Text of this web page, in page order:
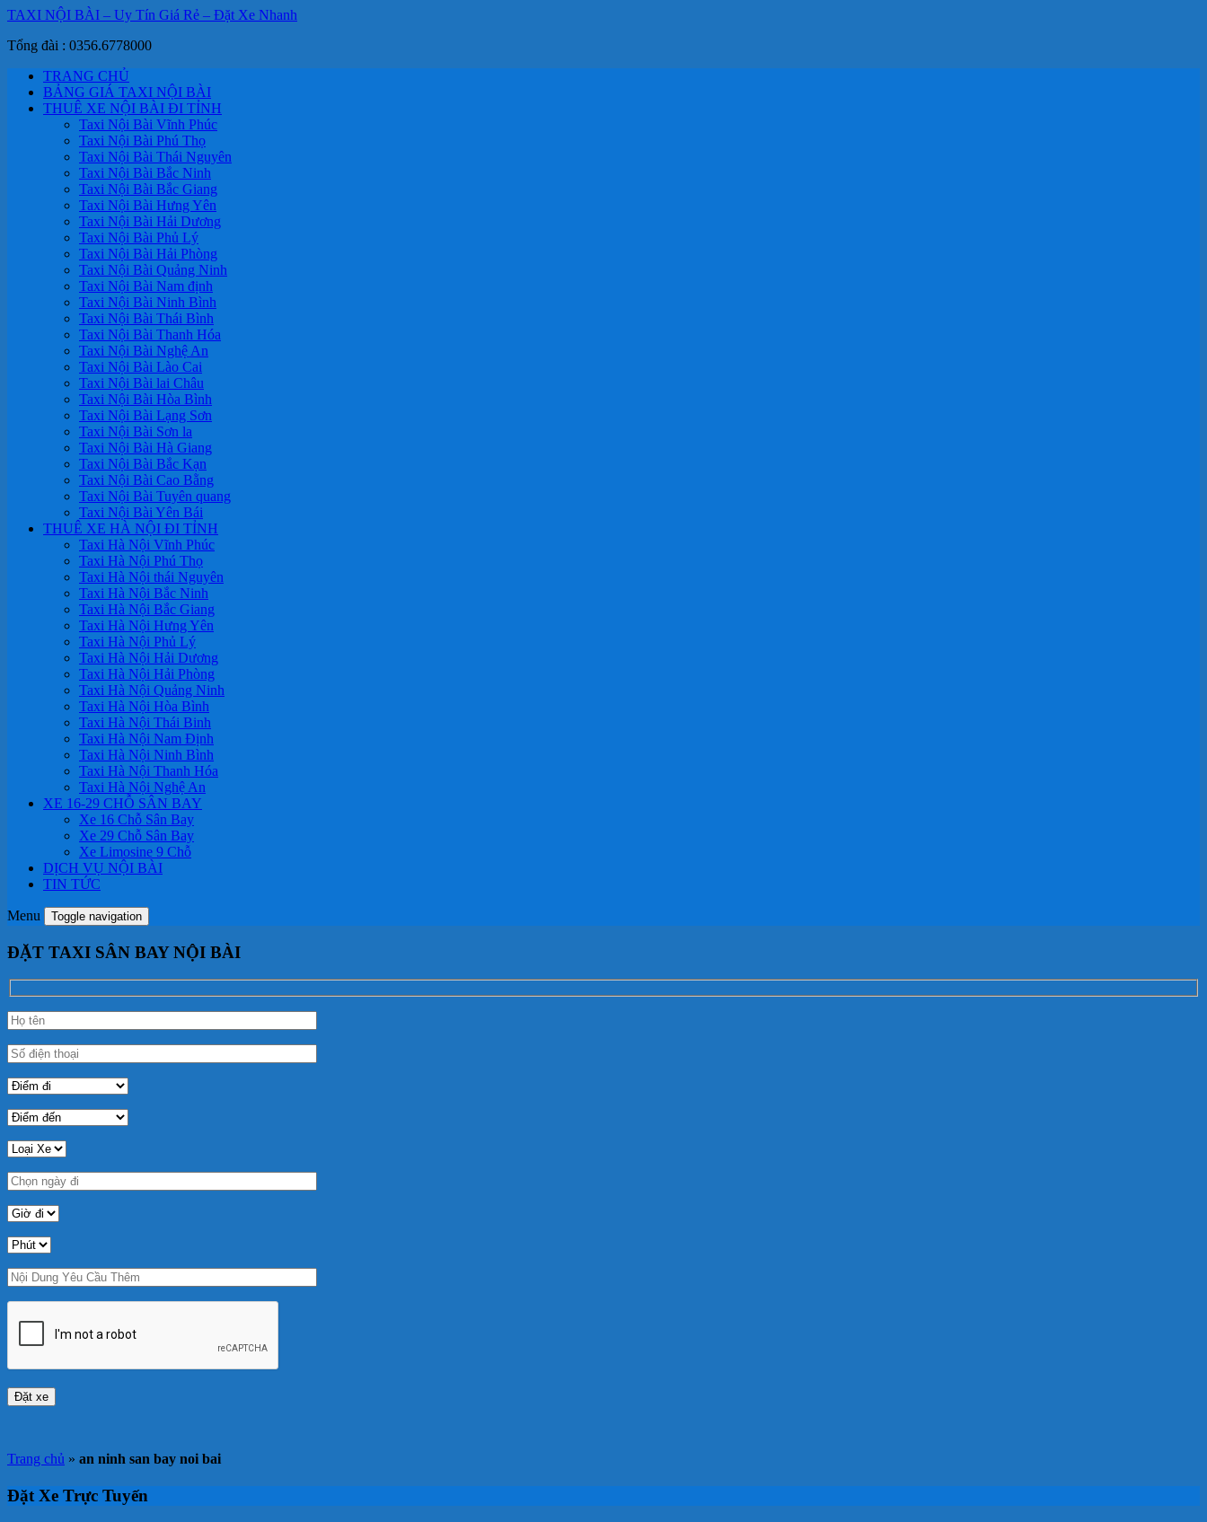
TAXI NỘI BÀI – Uy Tín Giá Rẻ – Đặt Xe Nhanh
Tổng đài : 0356.6778000
TRANG CHỦ
BẢNG GIÁ TAXI NỘI BÀI
THUÊ XE NỘI BÀI ĐI TỈNH
Taxi Nội Bài Vĩnh Phúc
Taxi Nội Bài Phú Thọ
Taxi Nội Bài Thái Nguyên
Taxi Nội Bài Bắc Ninh
Taxi Nội Bài Bắc Giang
Taxi Nội Bài Hưng Yên
Taxi Nội Bài Hải Dương
Taxi Nội Bài Phủ Lý
Taxi Nội Bài Hải Phòng
Taxi Nội Bài Quảng Ninh
Taxi Nội Bài Nam định
Taxi Nội Bài Ninh Bình
Taxi Nội Bài Thái Bình
Taxi Nội Bài Thanh Hóa
Taxi Nội Bài Nghệ An
Taxi Nội Bài Lào Cai
Taxi Nội Bài lai Châu
Taxi Nội Bài Hòa Bình
Taxi Nội Bài Lạng Sơn
Taxi Nội Bài Sơn la
Taxi Nội Bài Hà Giang
Taxi Nội Bài Bắc Kạn
Taxi Nội Bài Cao Bằng
Taxi Nội Bài Tuyên quang
Taxi Nội Bài Yên Bái
THUÊ XE HÀ NỘI ĐI TỈNH
Taxi Hà Nội Vĩnh Phúc
Taxi Hà Nội Phú Thọ
Taxi Hà Nội thái Nguyên
Taxi Hà Nội Bắc Ninh
Taxi Hà Nội Bắc Giang
Taxi Hà Nội Hưng Yên
Taxi Hà Nội Phủ Lý
Taxi Hà Nội Hải Dương
Taxi Hà Nội Hải Phòng
Taxi Hà Nội Quảng Ninh
Taxi Hà Nội Hòa Bình
Taxi Hà Nội Thái Binh
Taxi Hà Nội Nam Định
Taxi Hà Nội Ninh Bình
Taxi Hà Nội Thanh Hóa
Taxi Hà Nội Nghệ An
XE 16-29 CHỖ SÂN BAY
Xe 16 Chỗ Sân Bay
Xe 29 Chỗ Sân Bay
Xe Limosine 9 Chỗ
DỊCH VỤ NỘI BÀI
TIN TỨC
Menu Toggle navigation
ĐẶT TAXI SÂN BAY NỘI BÀI
Trang chủ » an ninh san bay noi bai
Đặt Xe Trực Tuyến